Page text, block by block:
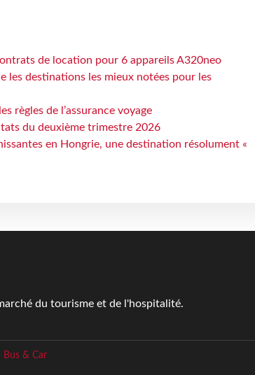
de location pour 6 appareils A320neo
les destinations les mieux notées pour les
règles de l’assurance voyage
du deuxième trimestre 2026
en Hongrie, une destination résolument «
du tourisme et de l'hospitalité.
Bus & Car